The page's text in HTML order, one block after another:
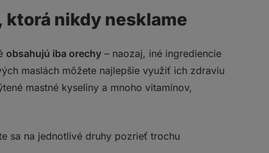
ktorá nikdy nesklame
obsahujú iba orechy – naozaj, iné ingrediencie
maslách môžete najlepšie využiť ich zdraviu
mastné kyseliny a mnoho vitamínov,
sa na jednotlivé druhy pozrieť trochu